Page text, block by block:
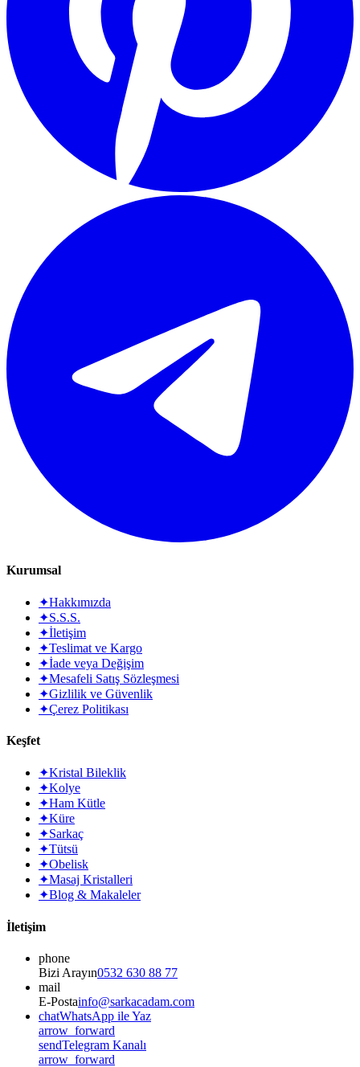
Kurumsal
✦Hakkımızda
✦S.S.S.
✦İletişim
✦Teslimat ve Kargo
✦İade veya Değişim
✦Mesafeli Satış Sözleşmesi
✦Gizlilik ve Güvenlik
✦Çerez Politikası
Keşfet
✦Kristal Bileklik
✦Kolye
✦Ham Kütle
✦Küre
✦Sarkaç
✦Tütsü
✦Obelisk
✦Masaj Kristalleri
✦Blog & Makaleler
İletişim
phone
Bizi Arayın0532 630 88 77
mail
E-Postainfo@sarkacadam.com
chatWhatsApp ile Yaz
arrow_forward
sendTelegram Kanalı
arrow_forward